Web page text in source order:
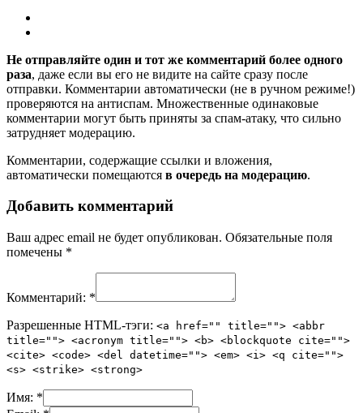
Не отправляйте один и тот же комментарий более одного
раза, даже если вы его не видите на сайте сразу после
отправки. Комментарии автоматически (не в ручном режиме!)
проверяются на антиспам. Множественные одинаковые
комментарии могут быть приняты за спам-атаку, что сильно
затрудняет модерацию.
Комментарии, содержащие ссылки и вложения,
автоматически помещаются в очередь на модерацию.
Добавить комментарий
Ваш адрес email не будет опубликован. Обязательные поля
помечены *
Комментарий: *
Разрешенные HTML-тэги: <a href="" title=""> <abbr
title=""> <acronym title=""> <b> <blockquote cite="">
<cite> <code> <del datetime=""> <em> <i> <q cite="">
<s> <strike> <strong>
Имя: *